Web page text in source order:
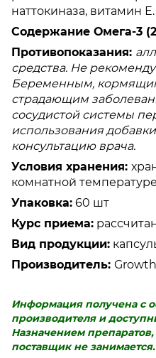
наттокиназа, витамин Е.
Содержание Омега-3
Противопоказания:
средства. Не
Беременным,
страдающим
сосудистой системы
использования
консультацию врача.
Условия хранения:
комнатной
Упаковка: 60 шт
Курс приема:
Вид продукции:
Производитель:
Информация получена с
производителя и
Назначением препаратов,
поставщик не занимается.